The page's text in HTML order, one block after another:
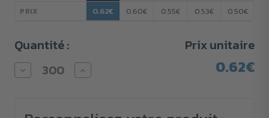
PRIX
0.62€
0.60€
0.55€
0.53€
0.50€
Quantité :
Diminuer
la
Augmenter
la
Prix unitaire
0.62€